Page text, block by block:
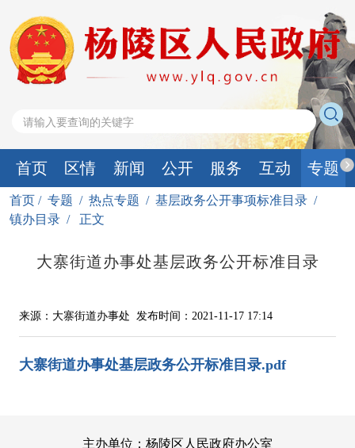
首页 区情 新闻 公开 服务 互动 专题
首页 / 专题 / 热点专题 / 基层政务公开事项标准目录 /
镇办目录 / 正文
大寨街道办事处基层政务公开标准目录
来源：大寨街道办事处 发布时间：2021-11-17 17:14
大寨街道办事处基层政务公开标准目录.pdf
主办单位：杨陵区人民政府办公室